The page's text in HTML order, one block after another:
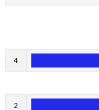
4
2